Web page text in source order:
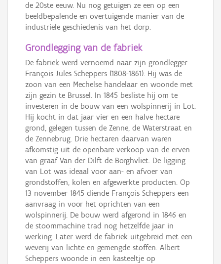
de 20ste eeuw. Nu nog getuigen ze een op een
beeldbepalende en overtuigende manier van de
industriële geschiedenis van het dorp.
Grondlegging van de fabriek
De fabriek werd vernoemd naar zijn grondlegger
François Jules Scheppers (1808-1861). Hij was de
zoon van een Mechelse handelaar en woonde met
zijn gezin te Brussel. In 1845 besliste hij om te
investeren in de bouw van een wolspinnerij in Lot.
Hij kocht in dat jaar vier en een halve hectare
grond, gelegen tussen de Zenne, de Waterstraat en
de Zennebrug. Drie hectaren daarvan waren
afkomstig uit de openbare verkoop van de erven
van graaf Van der Dilft de Borghvliet. De ligging
van Lot was ideaal voor aan- en afvoer van
grondstoffen, kolen en afgewerkte producten. Op
13 november 1845 diende François Scheppers een
aanvraag in voor het oprichten van een
wolspinnerij. De bouw werd afgerond in 1846 en
de stoommachine trad nog hetzelfde jaar in
werking. Later werd de fabriek uitgebreid met een
weverij van lichte en gemengde stoffen. Albert
Scheppers woonde in een kasteeltje op